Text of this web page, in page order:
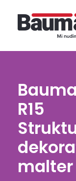
R15
malter